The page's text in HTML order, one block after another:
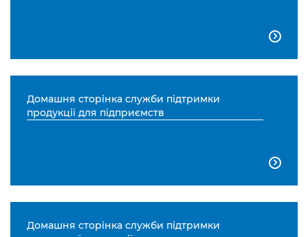

Домашня сторінка служби підтримки
продукції для підприємств

Домашня сторінка служби підтримки